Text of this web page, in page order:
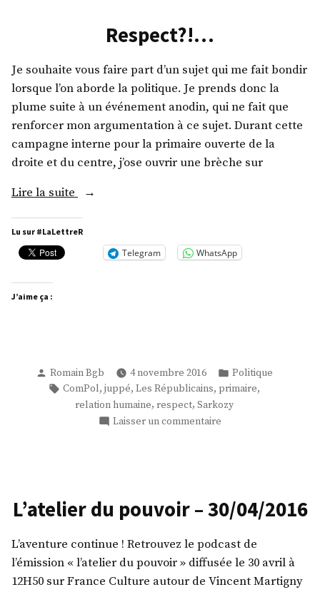
Respect?!…
Je souhaite vous faire part d’un sujet qui me fait bondir
lorsque l’on aborde la politique. Je prends donc la
plume suite à un événement anodin, qui ne fait que
renforcer mon argumentation à ce sujet. Durant cette
campagne interne pour la primaire ouverte de la
droite et du centre, j’ose ouvrir une brèche sur
Lire la suite
« Respect?!… »
Lu sur #LaLettreR
Telegram WhatsApp
J’aime ça :
Publié
par
Romain Bgb 4 novembre 2016
Publié
dans
Politique
Étiquettes :
ComPol, juppé, Les Républicains, primaire,
relation humaine, respect, Sarkozy
Laisser un commentaire
L’atelier du pouvoir – 30/04/2016
L’aventure continue ! Retrouvez le podcast de
l’émission « l’atelier du pouvoir » diffusée le 30 avril à
12H50 sur France Culture autour de Vincent Martigny